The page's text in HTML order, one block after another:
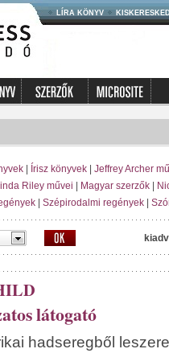
LÍRA KÖNYV
Írisz könyvek
Jeffrey Archer
Riley művei Magyar szerzők
Szépirodalmi regények
látogató
hadseregből